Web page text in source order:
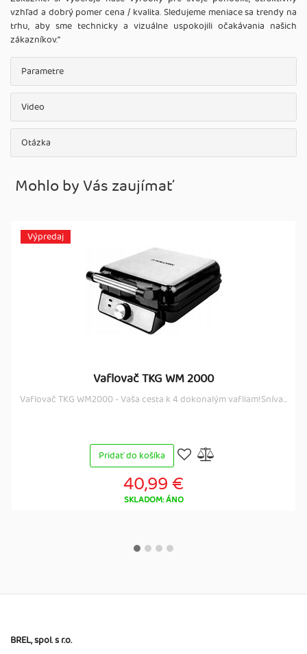
vzhľad a dobrý pomer cena / kvalita. Sledujeme meniace sa trendy na
trhu, aby sme technicky a vizuálne uspokojili očakávania našich
zákazníkov.‘‘
Parametre
Video
Otázka
Mohlo by Vás zaujímať
Výpredaj
Vaflovač TKG WM 2000
Vaflovač TKG WM2000 - Vaša cesta k 4 dokonalým vafliam!Sníva...
Pridať do košíka
40,99 €
SKLADOM: ÁNO
BREL, spol. s r.o.